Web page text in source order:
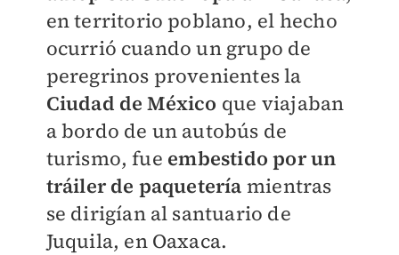
en territorio poblano, el hecho
ocurrió cuando un grupo de
peregrinos provenientes la
Ciudad de México que viajaban
a bordo de un autobús de
turismo, fue embestido por un
tráiler de paquetería mientras
se dirigían al santuario de
Juquila, en Oaxaca.